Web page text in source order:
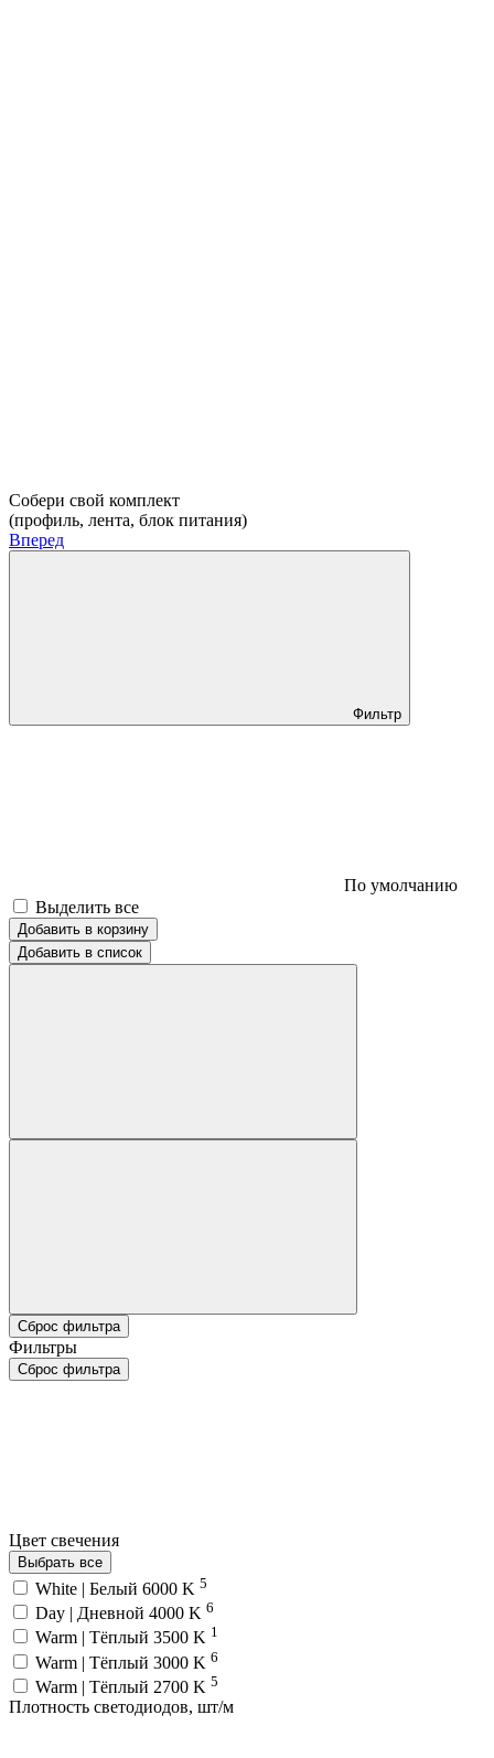
Собери свой комплект
(профиль, лента, блок питания)
Вперед
Фильтр
По умолчанию
Выделить все
Добавить в корзину
Добавить в список
Сброс фильтра
Фильтры
Сброс фильтра
Цвет свечения
Выбрать все
White | Белый 6000 K 5
Day | Дневной 4000 K 6
Warm | Тёплый 3500 K 1
Warm | Тёплый 3000 K 6
Warm | Тёплый 2700 K 5
Плотность светодиодов, шт/м